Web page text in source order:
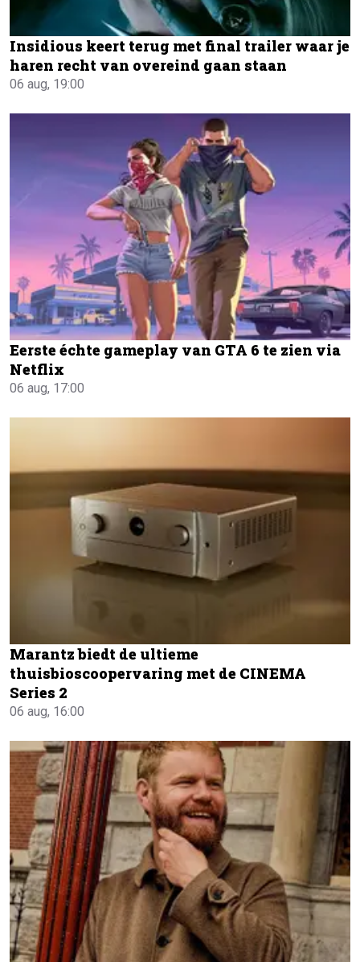
Insidious keert terug met final trailer waar je
haren recht van overeind gaan staan
06 aug, 19:00
Eerste échte gameplay van GTA 6 te zien via
Netflix
06 aug, 17:00
Marantz biedt de ultieme
thuisbioscoopervaring met de CINEMA
Series 2
06 aug, 16:00